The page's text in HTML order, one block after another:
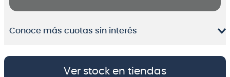
Conoce más cuotas sin interés
Ver stock en tiendas